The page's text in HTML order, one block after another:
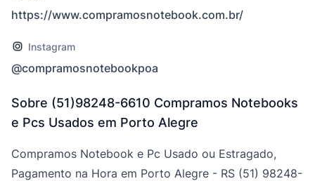
https://www.compramosnotebook.com.br/
Instagram
@compramosnotebookpoa
Sobre (51)98248-6610 Compramos Notebooks
e Pcs Usados em Porto Alegre
Compramos Notebook e Pc Usado ou Estragado,
Pagamento na Hora em Porto Alegre - RS (51) 98248-